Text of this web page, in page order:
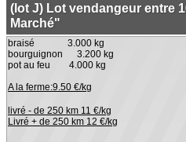
(lot J) Lot vendangeur entre
Marché"
braisé 3.000 kg
bourguignon 3.200 kg
pot au feu 4.000 kg
A la ferme:9.50 €/kg
livré - de 250 km 11 €/kg
Livré + de 250 km 12 €/kg